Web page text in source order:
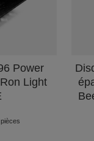
Power
Light
pièces